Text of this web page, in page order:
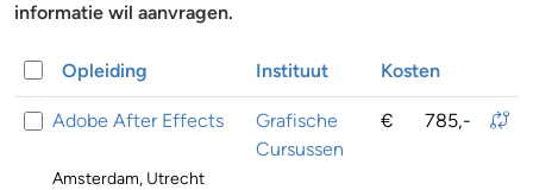
informatie wil aanvragen.
Opleiding Instituut Kosten
Adobe After Effects
Grafische
Cursussen
€ 785,-
Amsterdam, Utrecht